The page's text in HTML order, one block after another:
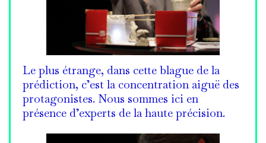
Le plus étrange, dans cette blague de la
prédiction, c’est la concentration aiguë des
protagonistes. Nous sommes ici en
présence d’experts de la haute précision.